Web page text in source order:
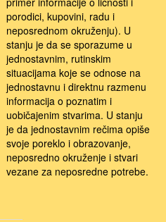
porodici, kupovini, radu i
neposrednom okruženju). U
stanju je da se sporazume u
jednostavnim, rutinskim
situacijama koje se odnose na
jednostavnu i direktnu razmenu
informacija o poznatim i
uobičajenim stvarima. U stanju
je da jednostavnim rečima opiše
svoje poreklo i obrazovanje,
neposredno okruženje i stvari
vezane za neposredne potrebe.